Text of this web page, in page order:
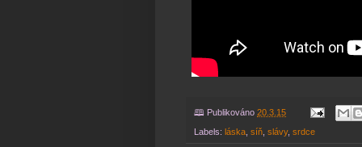
🕮 Publikováno 20.3.15
Labels: láska síň slávy, srdce